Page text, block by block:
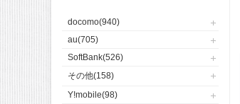
docomo(940)
au(705)
SoftBank(526)
その他(158)
Y!mobile(98)